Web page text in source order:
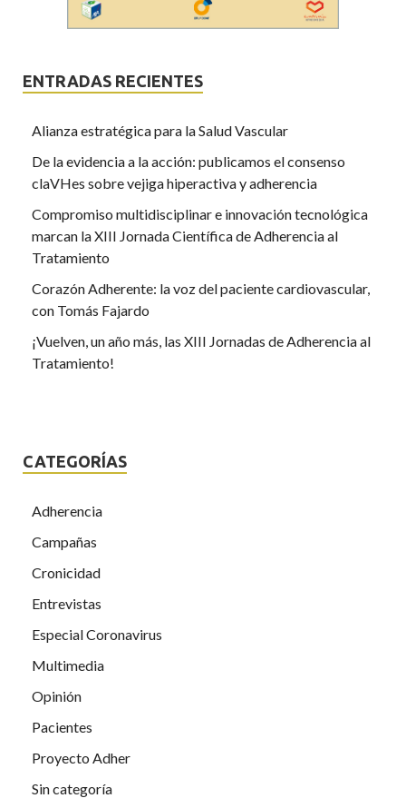
ENTRADAS RECIENTES
Alianza estratégica para la Salud Vascular
De la evidencia a la acción: publicamos el consenso
claVHes sobre vejiga hiperactiva y adherencia
Compromiso multidisciplinar e innovación tecnológica
marcan la XIII Jornada Científica de Adherencia al
Tratamiento
Corazón Adherente: la voz del paciente cardiovascular,
con Tomás Fajardo
¡Vuelven, un año más, las XIII Jornadas de Adherencia al
Tratamiento!
CATEGORÍAS
Adherencia
Campañas
Cronicidad
Entrevistas
Especial Coronavirus
Multimedia
Opinión
Pacientes
Proyecto Adher
Sin categoría